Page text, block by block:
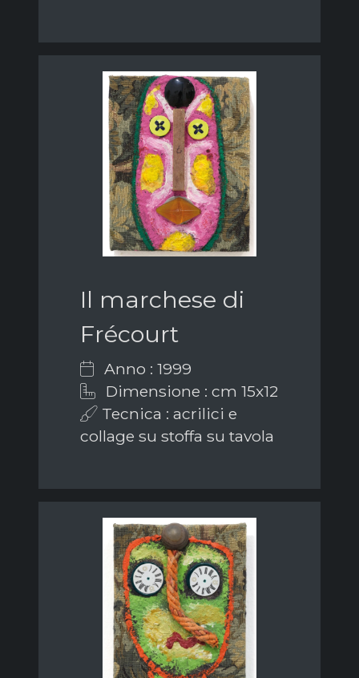
Il marchese di
Frécourt
Anno : 1999
Dimensione : cm 15x12
Tecnica : acrilici e
collage su stoffa su tavola